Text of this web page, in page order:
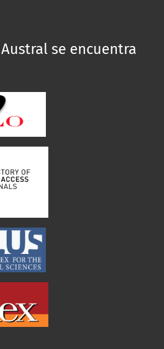
se encuentra